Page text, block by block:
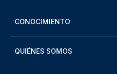
CONOCIMIENTO
QUIÉNES SOMOS